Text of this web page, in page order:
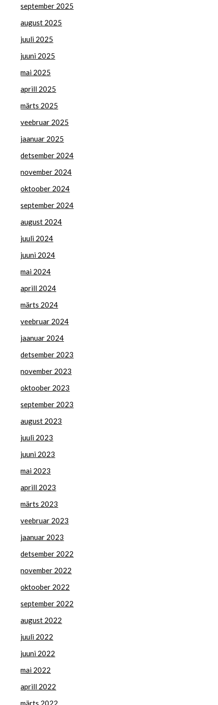
september 2025
august 2025
juuli 2025
juuni 2025
mai 2025
aprill 2025
märts 2025
veebruar 2025
jaanuar 2025
detsember 2024
november 2024
oktoober 2024
september 2024
august 2024
juuli 2024
juuni 2024
mai 2024
aprill 2024
märts 2024
veebruar 2024
jaanuar 2024
detsember 2023
november 2023
oktoober 2023
september 2023
august 2023
juuli 2023
juuni 2023
mai 2023
aprill 2023
märts 2023
veebruar 2023
jaanuar 2023
detsember 2022
november 2022
oktoober 2022
september 2022
august 2022
juuli 2022
juuni 2022
mai 2022
aprill 2022
märts 2022